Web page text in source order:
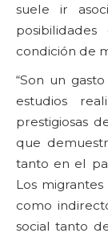
suele ir
condición de
“Son un
estudios
prestigiosas
que
tanto en el
Los
como
social tanto